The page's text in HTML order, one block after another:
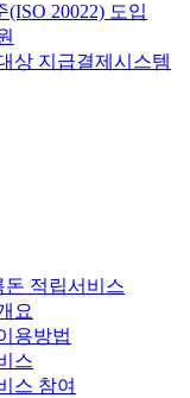
20022) 도입
상 지급결제시스템
돈 적립서비스
요
용방법
스
스 참여